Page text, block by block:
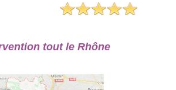
tout le Rhône